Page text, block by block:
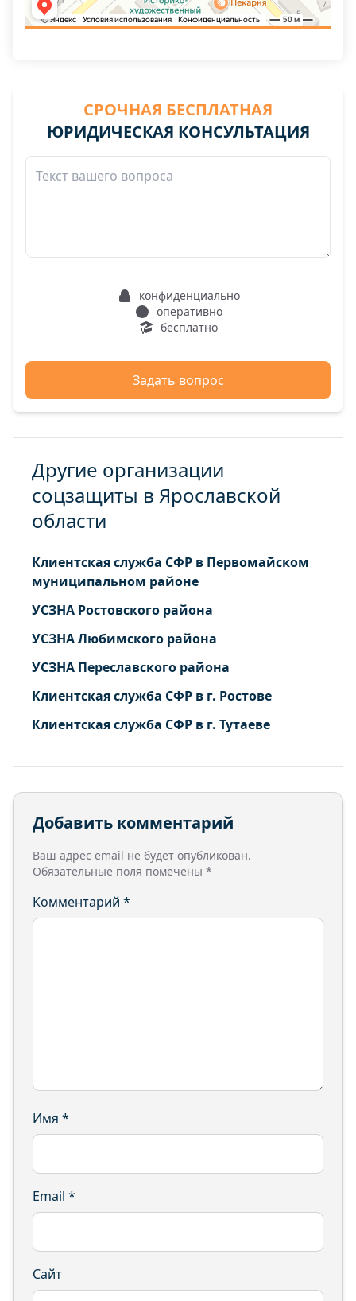
СРОЧНАЯ БЕСПЛАТНАЯ
ЮРИДИЧЕСКАЯ КОНСУЛЬТАЦИЯ
конфиденциально
оперативно
бесплатно
Задать вопрос
Другие организации
соцзащиты в Ярославской
области
Клиентская служба СФР в Первомайском
муниципальном районе
УСЗНА Ростовского района
УСЗНА Любимского района
УСЗНА Переславского района
Клиентская служба СФР в г. Ростове
Клиентская служба СФР в г. Тутаеве
Добавить комментарий
Ваш адрес email не будет опубликован.
Обязательные поля помечены *
Комментарий *
Имя *
Email *
Сайт